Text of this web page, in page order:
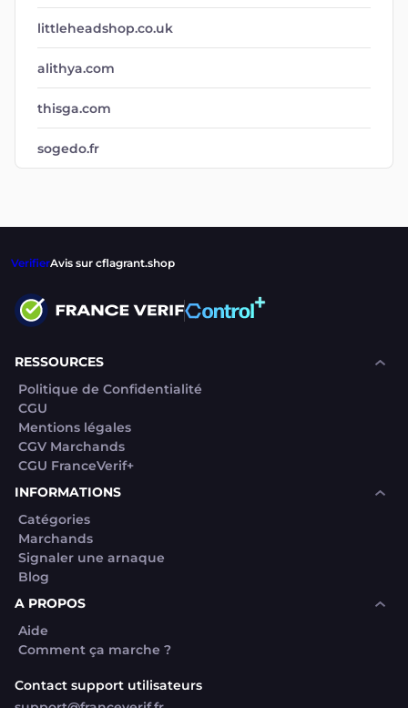
littleheadshop.co.uk
alithya.com
thisga.com
sogedo.fr
VerifierAvis sur cflagrant.shop
RESSOURCES
Politique de Confidentialité
CGU
Mentions légales
CGV Marchands
CGU FranceVerif+
INFORMATIONS
Catégories
Marchands
Signaler une arnaque
Blog
A PROPOS
Aide
Comment ça marche ?
Contact support utilisateurs